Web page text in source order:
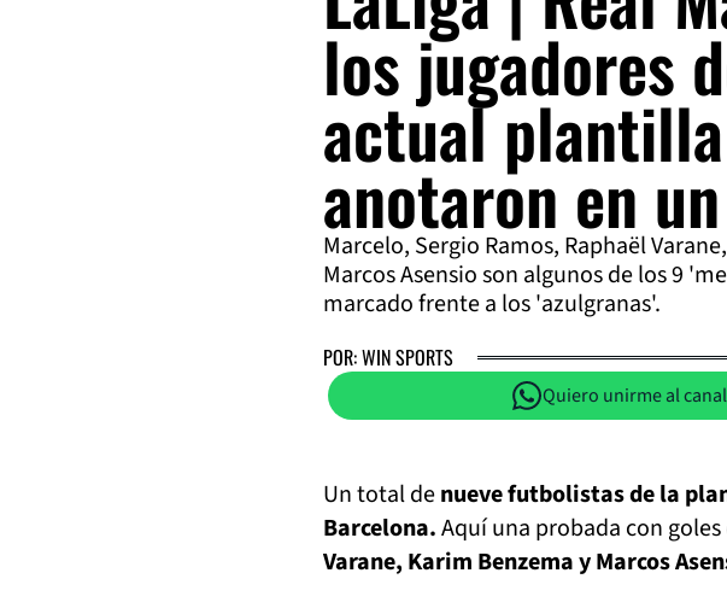
los jugadores
actual
anotaron en
Marcelo, Sergio Ramos, Raphaël
Marcos Asensio son algunos de los 9
marcado frente a los 'azulgranas'.
POR: WIN SPORTS
Quiero unirme al
Un total denueve futbolistas de la
Barcelona.Aquí una probada con goles
Varane, Karim Benzema y Marcos